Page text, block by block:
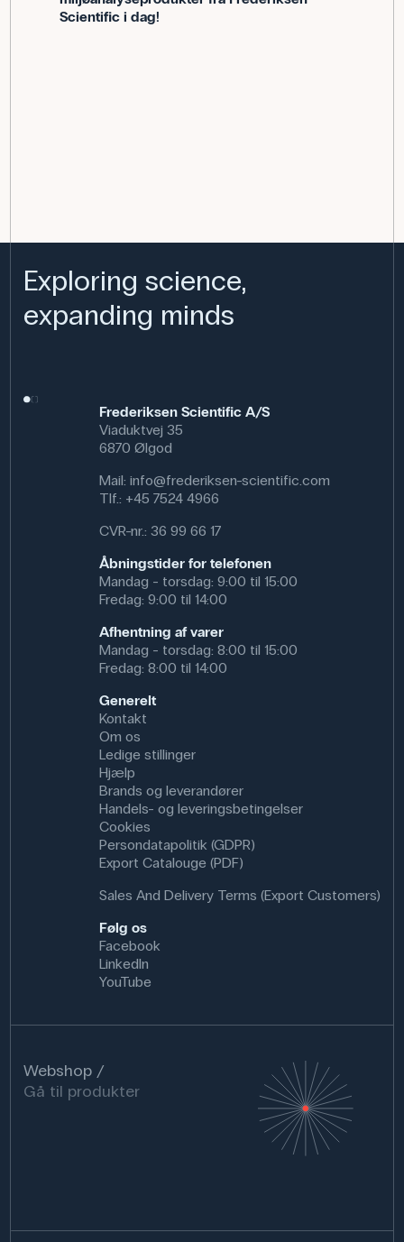
Scientific i dag!
Exploring science,
expanding minds
Frederiksen Scientific A/S
Viaduktvej 35
6870 Ølgod
Mail: info@frederiksen-scientific.com
Tlf.: +45 7524 4966
CVR-nr.: 36 99 66 17
Åbningstider for telefonen
Mandag - torsdag: 9:00 til 15:00
Fredag: 9:00 til 14:00
Afhentning af varer
Mandag - torsdag: 8:00 til 15:00
Fredag: 8:00 til 14:00
Generelt
Kontakt
Om os
Ledige stillinger
Hjælp
Brands og leverandører
Handels- og leveringsbetingelser
Cookies
Persondatapolitik (GDPR)
Export Catalouge (PDF)
Sales And Delivery Terms (Export Customers)
Følg os
Facebook
LinkedIn
YouTube
Webshop
Gå til produkter